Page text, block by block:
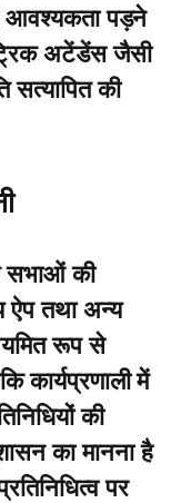
आवश्यकता पड़ने
अटेंडेंस जैसी
सत्यापित की
सभाओं की
ऐप तथा अन्य
रूप से
कार्यप्रणाली में
की
का मानना है
पर